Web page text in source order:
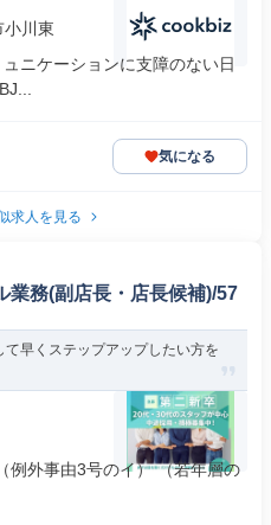
川東
ニケーションに支障のない日
気になる
求人を見る
業務(副店長・店長候補)/57
早くステップアップしたい方を
外事由3号のイ） （若年層の